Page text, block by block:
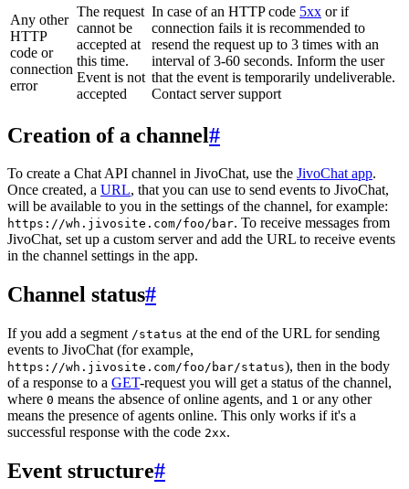
Any other
HTTP
code or
connection
error
The request
cannot be
accepted at
this time.
Event is not
accepted
In case of an HTTP code 5xx or if
connection fails it is recommended to
resend the request up to 3 times with an
interval of 3-60 seconds. Inform the user
that the event is temporarily undeliverable.
Contact server support
Creation of a channel#
To create a Chat API channel in JivoChat, use the JivoChat app.
Once created, a URL, that you can use to send events to JivoChat,
will be available to you in the settings of the channel, for example:
https://wh.jivosite.com/foo/bar. To receive messages from
JivoChat, set up a custom server and add the URL to receive events
in the channel settings in the app.
Channel status#
If you add a segment /status at the end of the URL for sending
events to JivoChat (for example,
https://wh.jivosite.com/foo/bar/status), then in the body
of a response to a GET-request you will get a status of the channel,
where 0 means the absence of online agents, and 1 or any other
means the presence of agents online. This only works if it's a
successful response with the code 2xx.
Event structure#